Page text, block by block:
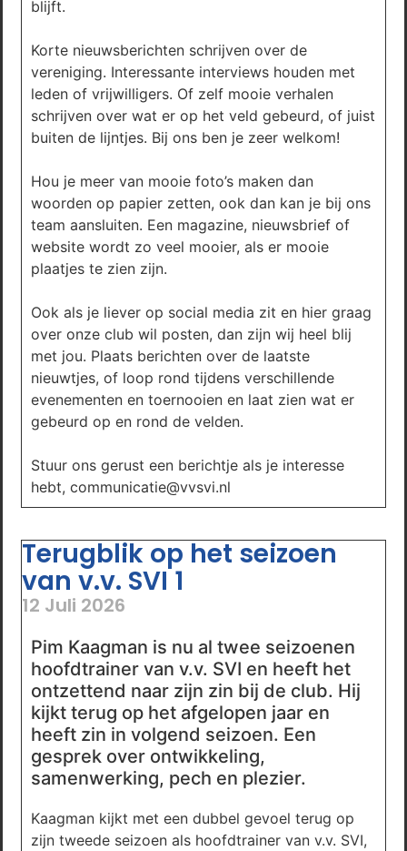
blijft.
Korte nieuwsberichten schrijven over de
vereniging. Interessante interviews houden met
leden of vrijwilligers. Of zelf mooie verhalen
schrijven over wat er op het veld gebeurd, of juist
buiten de lijntjes. Bij ons ben je zeer welkom!
Hou je meer van mooie foto’s maken dan
woorden op papier zetten, ook dan kan je bij ons
team aansluiten. Een magazine, nieuwsbrief of
website wordt zo veel mooier, als er mooie
plaatjes te zien zijn.
Ook als je liever op social media zit en hier graag
over onze club wil posten, dan zijn wij heel blij
met jou. Plaats berichten over de laatste
nieuwtjes, of loop rond tijdens verschillende
evenementen en toernooien en laat zien wat er
gebeurd op en rond de velden.
Stuur ons gerust een berichtje als je interesse
hebt, communicatie@vvsvi.nl
Terugblik op het seizoen
van v.v. SVI 1
12 Juli 2026
Pim Kaagman is nu al twee seizoenen
hoofdtrainer van v.v. SVI en heeft het
ontzettend naar zijn zin bij de club. Hij
kijkt terug op het afgelopen jaar en
heeft zin in volgend seizoen. Een
gesprek over ontwikkeling,
samenwerking, pech en plezier.
Kaagman kijkt met een dubbel gevoel terug op
zijn tweede seizoen als hoofdtrainer van v.v. SVI,